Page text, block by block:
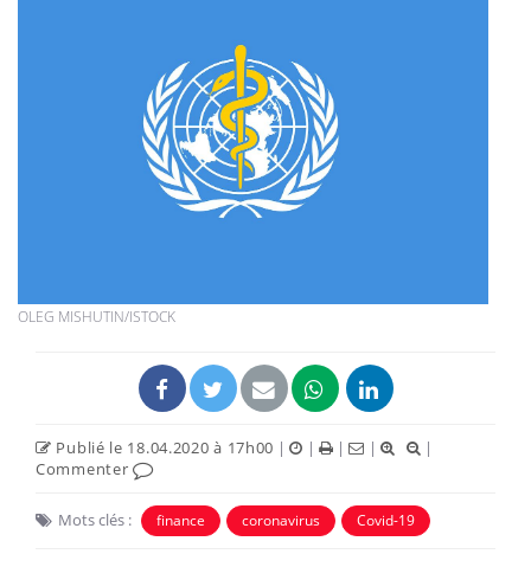
OLEG MISHUTIN/ISTOCK
Publié le 18.04.2020 à 17h00 | | | |
|
Commenter
Mots clés : finance coronavirus Covid-19